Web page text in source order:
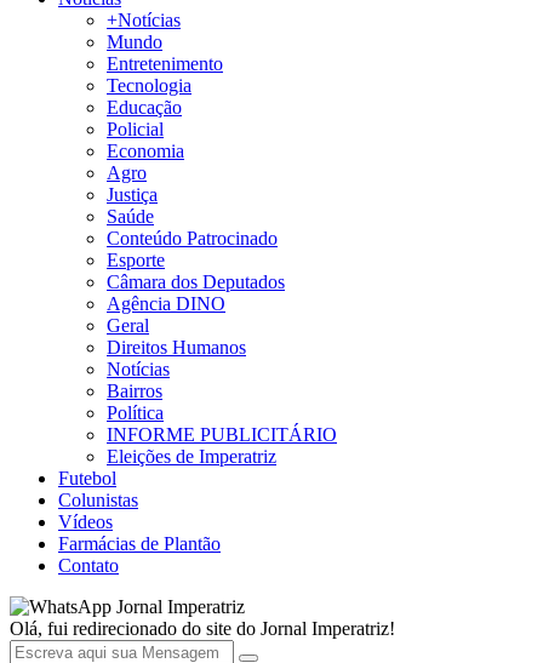
+Notícias
Mundo
Entretenimento
Tecnologia
Educação
Policial
Economia
Agro
Justiça
Saúde
Conteúdo Patrocinado
Esporte
Câmara dos Deputados
Agência DINO
Geral
Direitos Humanos
Notícias
Bairros
Política
INFORME PUBLICITÁRIO
Eleições de Imperatriz
Futebol
Colunistas
Vídeos
Farmácias de Plantão
Contato
Jornal Imperatriz
Olá, fui redirecionado do site do Jornal Imperatriz!